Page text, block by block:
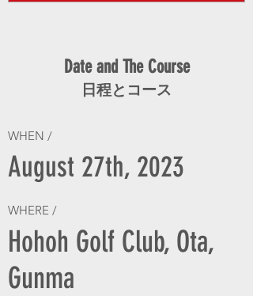
Date and The Course
日程とコース
WHEN /
August 27th, 2023
WHERE /
Hohoh Golf Club, Ota,
Gunma